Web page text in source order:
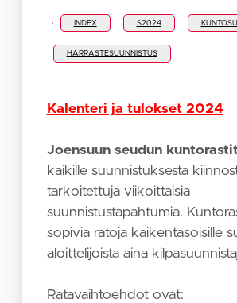
· INDEX S2024
HARRASTESUUNNISTUS
Kalenteri ja tulokset 2024
Joensuun seudun
kaikille suunnistuksesta
tarkoitettuja viikoittaisia
suunnistustapahtumia.
sopivia ratoja kaikentasoisille
aloittelijoista aina
Ratavaihtoehdot ovat: